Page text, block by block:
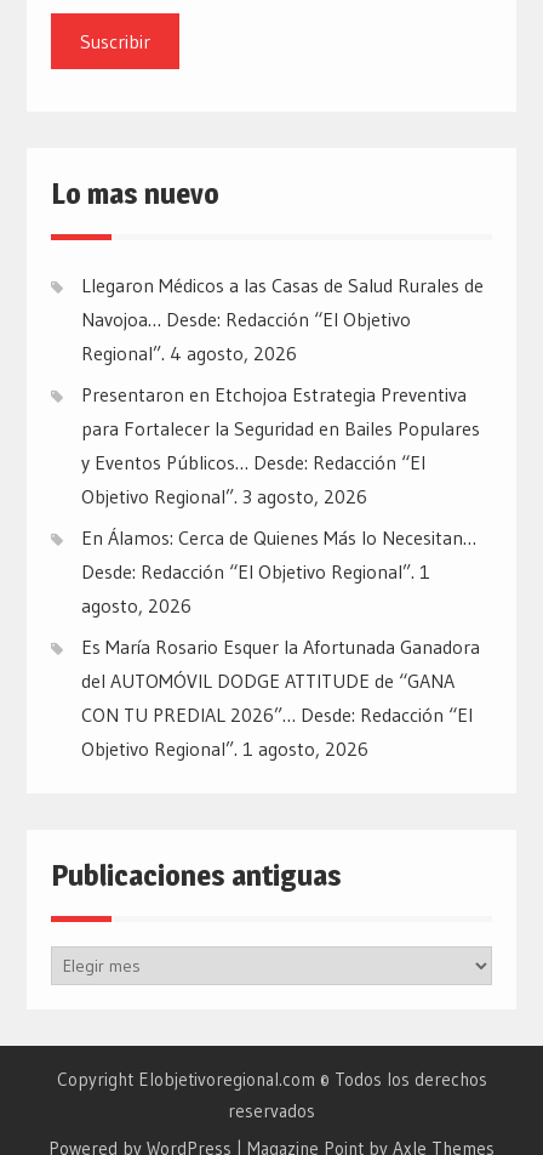
email
Lo mas nuevo
Llegaron Médicos a las Casas de Salud Rurales de
Navojoa… Desde: Redacción “El Objetivo
Regional”. 4 agosto, 2026
Presentaron en Etchojoa Estrategia Preventiva
para Fortalecer la Seguridad en Bailes Populares
y Eventos Públicos… Desde: Redacción “El
Objetivo Regional”. 3 agosto, 2026
En Álamos: Cerca de Quienes Más lo Necesitan…
Desde: Redacción “El Objetivo Regional”. 1
agosto, 2026
Es María Rosario Esquer la Afortunada Ganadora
del AUTOMÓVIL DODGE ATTITUDE de “GANA
CON TU PREDIAL 2026”… Desde: Redacción “El
Objetivo Regional”. 1 agosto, 2026
Publicaciones antiguas
Publicaciones
Copyright Elobjetivoregional.com © Todos los derechos
reservados
Powered by WordPress | Magazine Point by Axle Themes